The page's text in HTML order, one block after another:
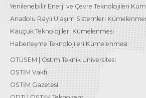
Yenilenebilir Enerji ve Çevre Teknolojileri
Anadolu Raylı Ulaşım Sistemleri
Kauçuk Teknolojileri Kümelenmesi
Haberleşme Teknolojileri Kümelenmesi
OTÜSEM | Ostim Teknik Üniversitesi
OSTİM Vakfı
OSTİM Gazetesi